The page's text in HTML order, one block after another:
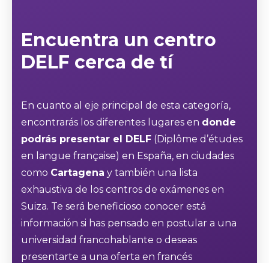
Encuentra un centro
DELF cerca de tí
En cuanto al eje principal de esta categoría,
encontrarás los diferentes lugares en donde
podrás presentar el DELF (Diplôme d’études
en langue française) en España, en ciudades
como Cartagena y también una lista
exhaustiva de los centros de exámenes en
Suiza. Te será beneficioso conocer está
información si has pensado en postular a una
universidad francohablante o deseas
presentarte a una oferta en francés